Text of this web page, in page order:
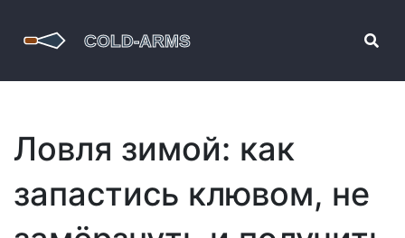
Ловля зимой: как
запастись клювом, не